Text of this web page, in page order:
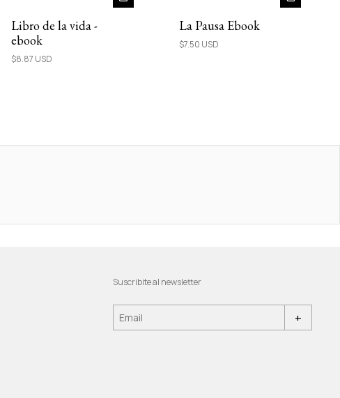
Libro de la vida -
ebook
$8.87 USD
La Pausa Ebook
$7.50 USD
Suscribite al newsletter
+